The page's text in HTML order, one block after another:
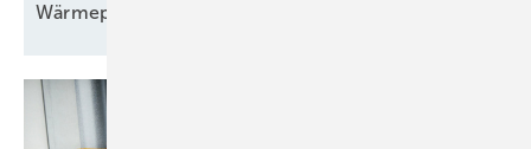
Wärmepumpenfabrik in Tschechien